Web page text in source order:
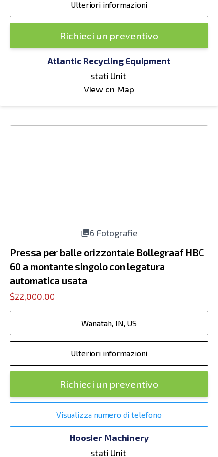
Ulteriori informazioni
Richiedi un preventivo
Atlantic Recycling Equipment
stati Uniti
View on Map
6 Fotografie
Pressa per balle orizzontale Bollegraaf HBC
60 a montante singolo con legatura
automatica usata
$22,000.00
Wanatah, IN, US
Ulteriori informazioni
Richiedi un preventivo
Visualizza numero di telefono
Hoosier Machinery
stati Uniti